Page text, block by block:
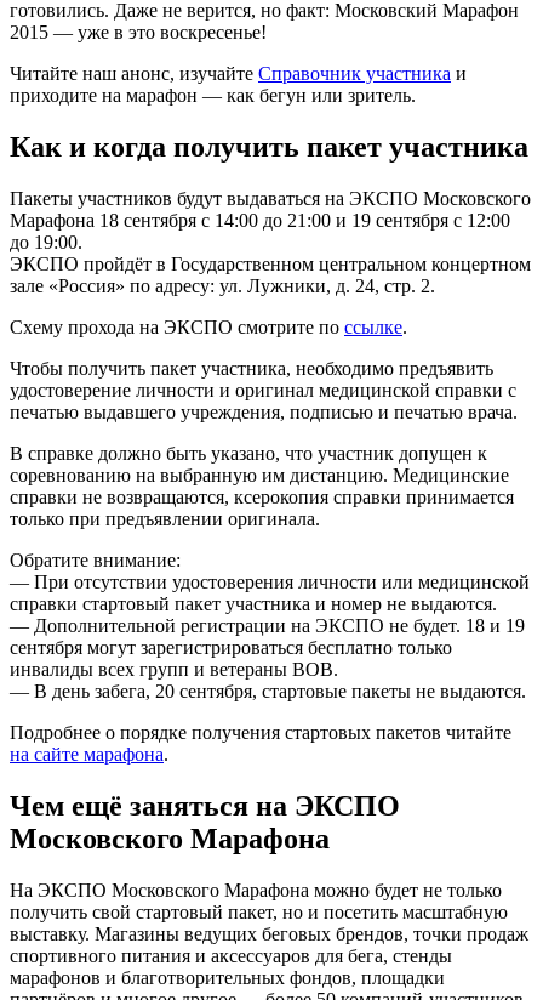
готовились. Даже не верится, но факт: Московский Марафон
2015 — уже в это воскресенье!
Читайте наш анонс, изучайте Справочник участника и
приходите на марафон — как бегун или зритель.
Как и когда получить пакет участника
Пакеты участников будут выдаваться на ЭКСПО Московского
Марафона 18 сентября с 14:00 до 21:00 и 19 сентября с 12:00
до 19:00.
ЭКСПО пройдёт в Государственном центральном концертном
зале «Россия» по адресу: ул. Лужники, д. 24, стр. 2.
Схему прохода на ЭКСПО смотрите по ссылке.
Чтобы получить пакет участника, необходимо предъявить
удостоверение личности и оригинал медицинской справки с
печатью выдавшего учреждения, подписью и печатью врача.
В справке должно быть указано, что участник допущен к
соревнованию на выбранную им дистанцию. Медицинские
справки не возвращаются, ксерокопия справки принимается
только при предъявлении оригинала.
Обратите внимание:
— При отсутствии удостоверения личности или медицинской
справки стартовый пакет участника и номер не выдаются.
— Дополнительной регистрации на ЭКСПО не будет. 18 и 19
сентября могут зарегистрироваться бесплатно только
инвалиды всех групп и ветераны ВОВ.
— В день забега, 20 сентября, стартовые пакеты не выдаются.
Подробнее о порядке получения стартовых пакетов читайте
на сайте марафона.
Чем ещё заняться на ЭКСПО
Московского Марафона
На ЭКСПО Московского Марафона можно будет не только
получить свой стартовый пакет, но и посетить масштабную
выставку. Магазины ведущих беговых брендов, точки продаж
спортивного питания и аксессуаров для бега, стенды
марафонов и благотворительных фондов, площадки